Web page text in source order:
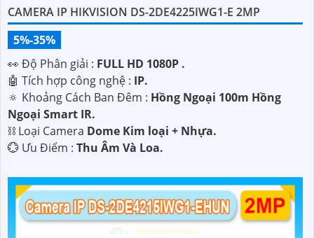
CAMERA IP HIKVISION DS-2DE4225IWG1-E 2MP
5%-35%
️👀 Độ Phân giải : FULL HD 1080P .
🤖️ Tích hợp công nghệ : IP.
🔅 Khoảng Cách Ban Đêm : Hồng Ngoại 100m Hồng
Ngoại Smart IR.
⛓ Loại Camera Dome Kim loại + Nhựa.
️💮 Ưu Điểm : Thu Âm Và Loa.